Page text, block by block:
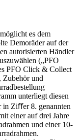
es dem
Demoräder auf der
autorisierten Händler
(„PFO
PFO Click & Collect
Zubehör und
unterliegt diesen
in Ziﬀer 8. genannten
einer auf drei Jahre
und einer 10-